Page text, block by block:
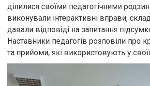
ділилися своїми педагогічними
виконували інтерактивні вправи,
давали відповіді на запитання
Наставники педагогів розповіли про
та прийоми, які використовують у